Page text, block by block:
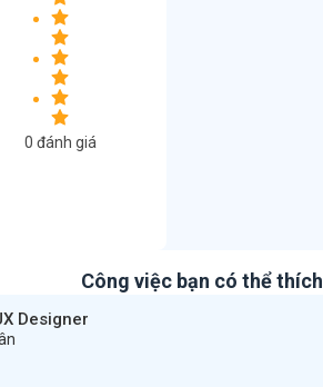
0 đánh giá
Công việc bạn có thể thích
Designer